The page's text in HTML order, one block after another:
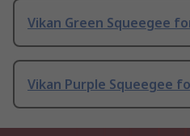
Vikan Green Squeegee
Vikan Purple Squeegee